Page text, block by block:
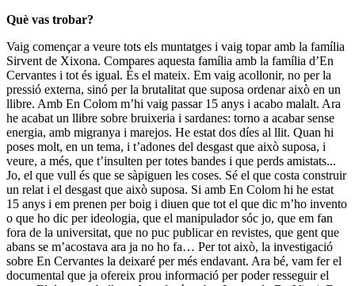
Què vas trobar?
Vaig començar a veure tots els muntatges i vaig topar amb la família
Sirvent de Xixona. Compares aquesta família amb la família d’En
Cervantes i tot és igual. És el mateix. Em vaig acollonir, no per la
pressió externa, sinó per la brutalitat que suposa ordenar això en un
llibre. Amb En Colom m’hi vaig passar 15 anys i acabo malalt. Ara
he acabat un llibre sobre bruixeria i sardanes: torno a acabar sense
energia, amb migranya i marejos. He estat dos díes al llit. Quan hi
poses molt, en un tema, i t’adones del desgast que això suposa, i
veure, a més, que t’insulten per totes bandes i que perds amistats...
Jo, el que vull és que se sàpiguen les coses. Sé el que costa construir
un relat i el desgast que això suposa. Si amb En Colom hi he estat
15 anys i em prenen per boig i diuen que tot el que dic m’ho invento
o que ho dic per ideologia, que el manipulador sóc jo, que em fan
fora de la universitat, que no puc publicar en revistes, que gent que
abans se m’acostava ara ja no ho fa… Per tot això, la investigació
sobre En Cervantes la deixaré per més endavant. Ara bé, vam fer el
documental que ja ofereix prou informació per poder resseguir el